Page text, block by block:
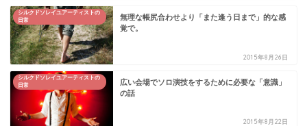
シルクドソレイユアーティストの
日常
無理な帳尻合わせより「また逢う日まで」的な感
覚で。
2015年8月26日
シルクドソレイユアーティストの
日常
広い会場でソロ演技をするために必要な「意識」
の話
2015年8月22日